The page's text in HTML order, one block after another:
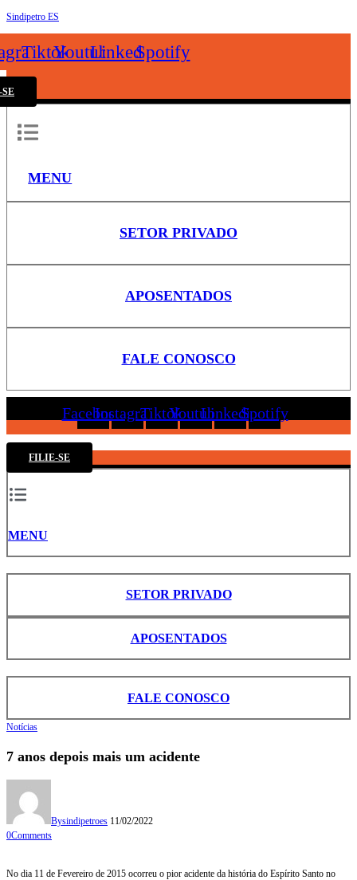
Sindipetro ES
TiktokYoutubeLinkedinSpotify
MENU
SETOR PRIVADO
APOSENTADOS
FALE CONOSCO
FacebookInstagramTiktokYoutubeLinkedinSpotify
FILIE-SE
MENU
SETOR PRIVADO
APOSENTADOS
FALE CONOSCO
Notícias
7 anos depois mais um acidente
Bysindipetroes 11/02/2022
0Comments
No dia 11 de Fevereiro de 2015 ocorreu o pior acidente da história do Espírito Santo no